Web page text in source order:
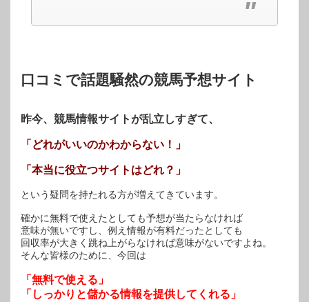
ま ウ
開
き
ま
口コミで話題騒然の競馬予想サイト
昨今、競馬情報サイトが乱立しすぎて、
「どれがいいのかわからない！」
「本当に役立つサイトはどれ？」
という疑問を持たれる方が増えてきています。
確かに無料で使えたとしても予想が当たらなければ
意味が無いですし、例え情報が有料だったとしても
回収率が大きく跳ね上がらなければ意味がないですよね。
そんな皆様のために、今回は
「無料で使える」
「しっかりと儲かる情報を提供してくれる」